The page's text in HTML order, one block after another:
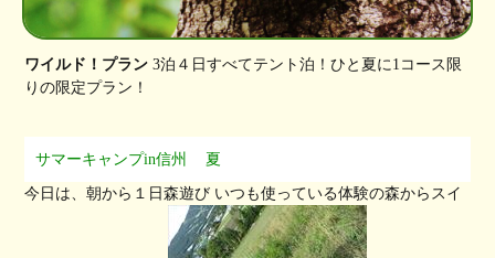
ワイルド！プラン3泊４日すべてテント泊！ひと夏に1コース限
りの限定プラン！
サマーキャンプin信州 夏
今日は、朝から１日森遊び いつも使っている体験の森からスイ